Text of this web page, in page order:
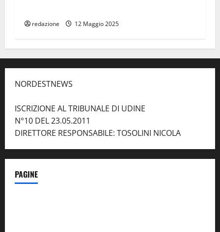
redazione 12 Maggio 2025
NORDESTNEWS
ISCRIZIONE AL TRIBUNALE DI UDINE
N°10 DEL 23.05.2011
DIRETTORE RESPONSABILE: TOSOLINI NICOLA
PAGINE